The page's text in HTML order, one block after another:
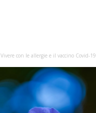
Vivere con le allergie e il vaccino Covid-19